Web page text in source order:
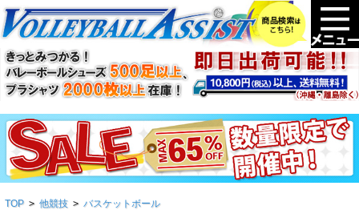
TOP > 他競技 > バスケットボール